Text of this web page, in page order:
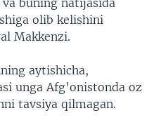
buning natijasida
olib kelishini
Makkenzi.
aytishicha,
unga Afg’onistonda oz
tavsiya qilmagan.